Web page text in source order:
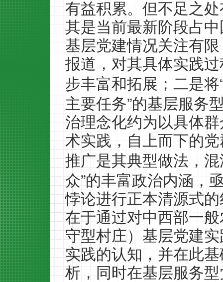
有益积累。但不足之
其是当前最新阶段占
基层党建情况关注有
报道，对其具体实践
步丰富和拓展；二是将
主要任务”的基层服务
治理念化约为以具体
术实践，自上而下的
推广是其典型做法，
众”的丰富政治内涵，
悖论进行正本清源式
在于通过对中西部一
守型村庄）基层党建
实践的认知，并在此
析，同时在基层服务